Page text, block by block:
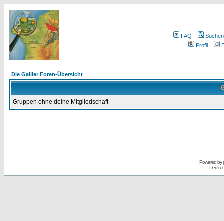
FAQ
Suchen
Profil
Die Gallier Foren-Übersicht
Gruppen ohne deine Mitgliedschaft
Powered by